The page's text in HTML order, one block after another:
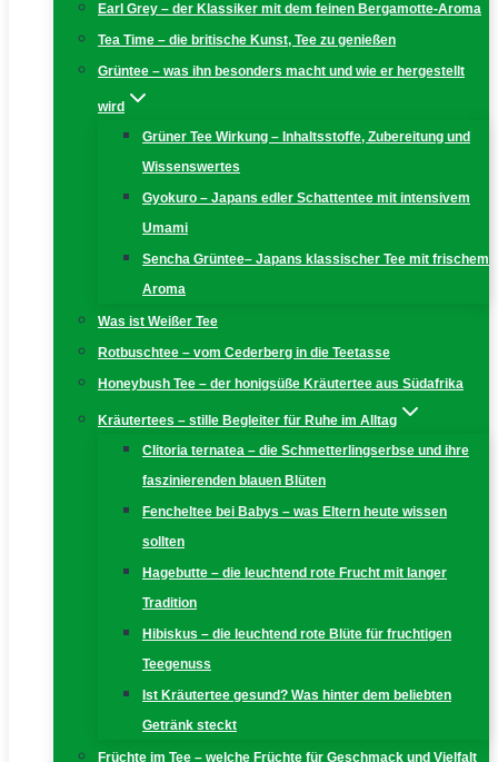
Earl Grey – der Klassiker mit dem feinen Bergamotte-Aroma
Tea Time – die britische Kunst, Tee zu genießen
Grüntee – was ihn besonders macht und wie er hergestellt
wird
Grüner Tee Wirkung – Inhaltsstoffe, Zubereitung und
Wissenswertes
Gyokuro – Japans edler Schattentee mit intensivem
Umami
Sencha Grüntee– Japans klassischer Tee mit frischem
Aroma
Was ist Weißer Tee
Rotbuschtee – vom Cederberg in die Teetasse
Honeybush Tee – der honigsüße Kräutertee aus Südafrika
Kräutertees – stille Begleiter für Ruhe im Alltag
Clitoria ternatea – die Schmetterlingserbse und ihre
faszinierenden blauen Blüten
Fencheltee bei Babys – was Eltern heute wissen
sollten
Hagebutte – die leuchtend rote Frucht mit langer
Tradition
Hibiskus – die leuchtend rote Blüte für fruchtigen
Teegenuss
Ist Kräutertee gesund? Was hinter dem beliebten
Getränk steckt
Früchte im Tee – welche Früchte für Geschmack und Vielfalt